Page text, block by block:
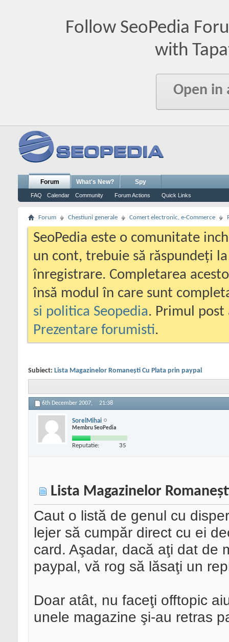
Follow SeoPedia
with
Open in
Forum
FAQ Calendar Community Forum Actions Quick Links
What's New? Spy
Forum Chestiuni generale Comert electronic, e-Commerce
SeoPedia este o comunitate
un cont, trebuie să răspundeți
înregistrare. Completarea
însă modul în care sunt
si politica Seopedia. Primul
Prezentare forumisti.
Subiect: Lista Magazinelor Romaneşti Cu Plata prin paypal
6th December 2007, 21:38
SorelMihai
Membru SeoPedia
Reputatie: 35
Lista Magazinelor
Caut o listă de genul cu
lejer să cumpăr direct cu ei
card. Aşadar, dacă aţi dat de
paypal, vă rog să lăsaţi un
Doar atât, nu faceţi offtopic
unele magazine şi-au retras